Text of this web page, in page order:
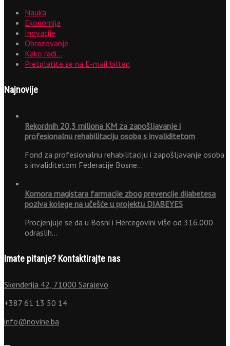
Nauka
Ekonomija
Inovacije
Obrazovanje
Kako radi…
Pretplatite se na E-mail bilten
Najnovije
Rekordnih 20,3 miliona KM za zapošljavanje i
profesionalnu rehabilitaciju osoba s invaliditetom
Fond za profesionalnu rehabilitaciju i zapošljavanje osoba
s invaliditetom Federacije Bosne…
Komora magistara farmacije zbog prevencije dijabetesa
poziva kolege na učešće u projektu DIABEYES
Procjenjuje se da u Bosni i Hercegovini više od 316.000
odraslih…
Imate pitanje? Kontaktirajte nas
Skenderija 42, 71000 Sarajevo
+387 61 13 50 14
info@novine.ba